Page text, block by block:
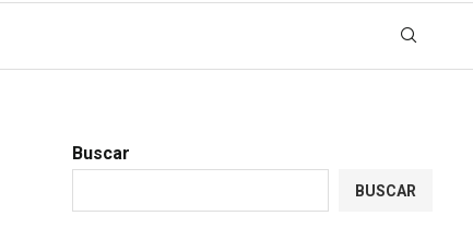
Buscar
BUSCAR